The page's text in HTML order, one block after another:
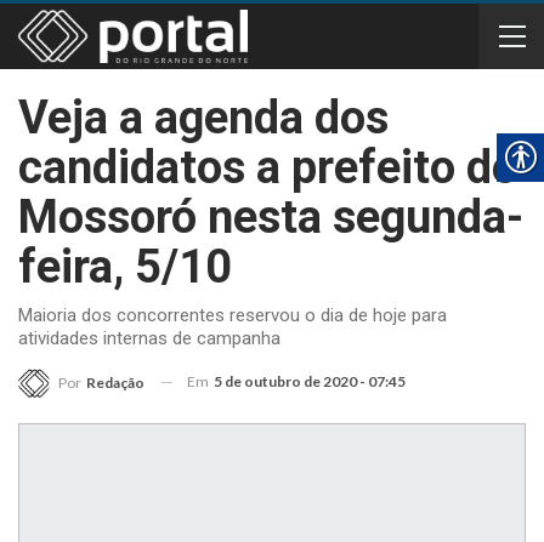
Veja a agenda dos
candidatos a prefeito de
Mossoró nesta segunda-
feira, 5/10
Maioria dos concorrentes reservou o dia de hoje para
atividades internas de campanha
Por Redação Em 5 de outubro de 2020 - 07:45